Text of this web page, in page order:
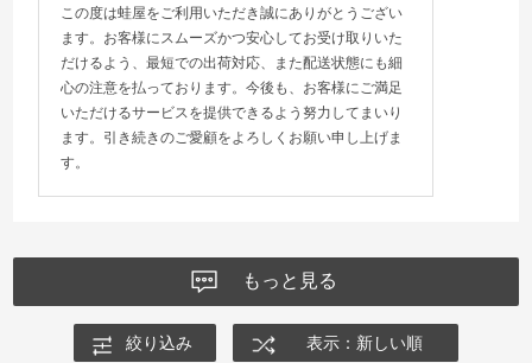
この度は蛙屋をご利用いただき誠にありがとうござい
ます。お客様にスムーズかつ安心してお受け取りいた
だけるよう、最短での出荷対応、また配送状態にも細
心の注意を払っております。今後も、お客様にご満足
いただけるサービスを提供できるよう努力してまいり
ます。引き続きのご愛顧をよろしくお願い申し上げま
す。
もっと見る
絞り込み 表示：新しい順